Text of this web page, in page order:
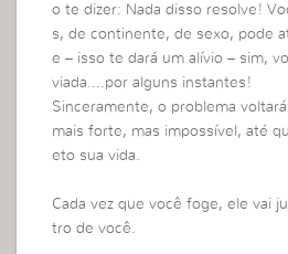
o te dizer: Nada disso resolve!
s, de continente, de sexo, pode
e – isso te dará um alívio – sim,
viada….por alguns instantes!
Sinceramente, o problema
mais forte, mas impossível, até
eto sua vida.
Cada vez que você foge, ele vai
tro de você.